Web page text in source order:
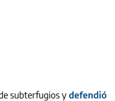
subterfugios ydefendió